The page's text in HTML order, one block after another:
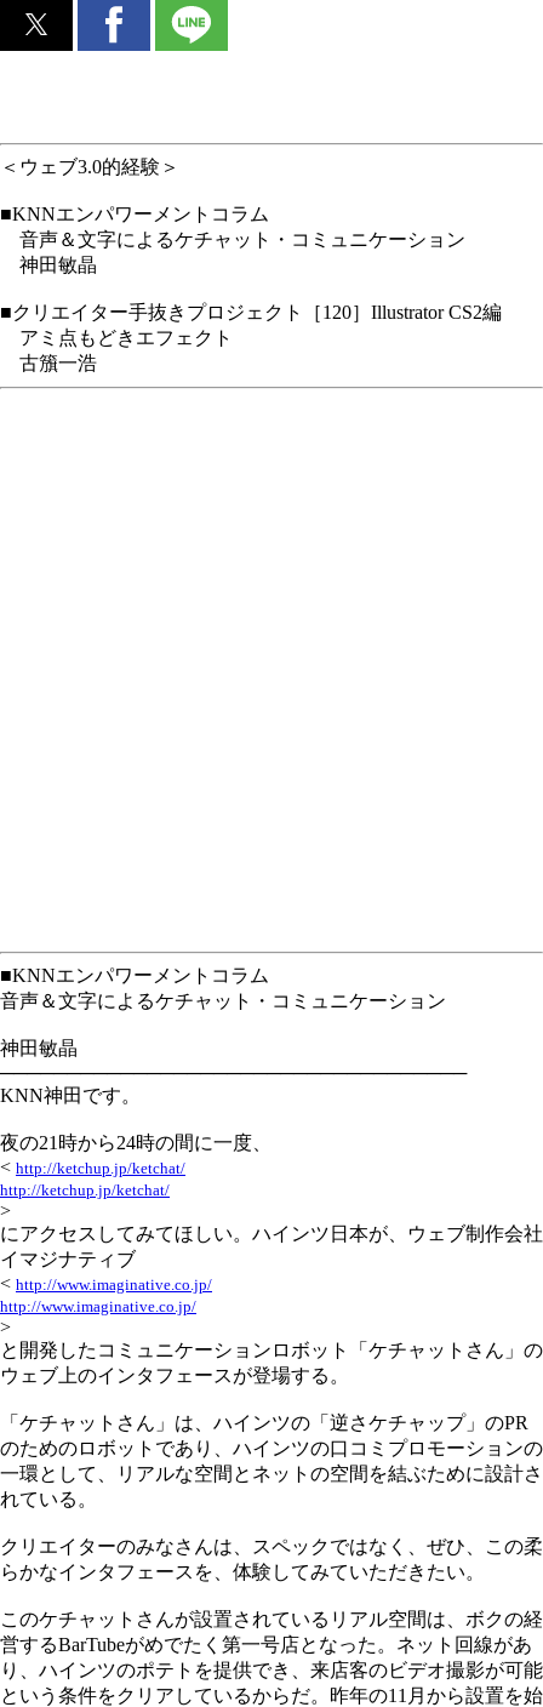
＜ウェブ3.0的経験＞
■KNNエンパワーメントコラム
音声＆文字によるケチャット・コミュニケーション
神田敏晶
■クリエイター手抜きプロジェクト［120］Illustrator CS2編
アミ点もどきエフェクト
古籏一浩
■KNNエンパワーメントコラム
音声＆文字によるケチャット・コミュニケーション
神田敏晶
───────────────────────────────────
KNN神田です。
夜の21時から24時の間に一度、
< http://ketchup.jp/ketchat/
http://ketchup.jp/ketchat/
>
にアクセスしてみてほしい。ハインツ日本が、ウェブ制作会社
イマジナティブ
< http://www.imaginative.co.jp/
http://www.imaginative.co.jp/
>
と開発したコミュニケーションロボット「ケチャットさん」の
ウェブ上のインタフェースが登場する。
「ケチャットさん」は、ハインツの「逆さケチャップ」のPR
のためのロボットであり、ハインツの口コミプロモーションの
一環として、リアルな空間とネットの空間を結ぶために設計さ
れている。
クリエイターのみなさんは、スペックではなく、ぜひ、この柔
らかなインタフェースを、体験してみていただきたい。
このケチャットさんが設置されているリアル空間は、ボクの経
営するBarTubeがめでたく第一号店となった。ネット回線があ
り、ハインツのポテトを提供でき、来店客のビデオ撮影が可能
という条件をクリアしているからだ。昨年の11月から設置を始